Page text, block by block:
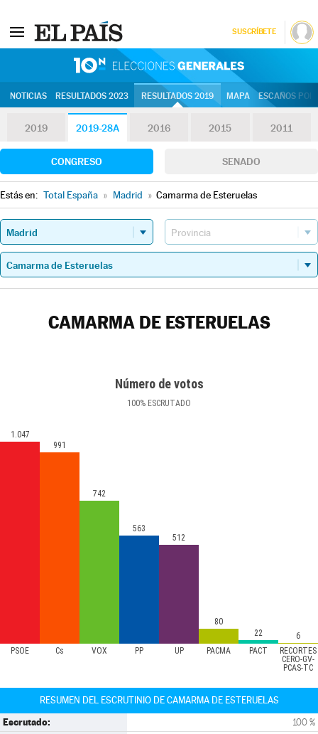
SUSCRÍBETE
NOTICIAS RESULTADOS 2023 RESULTADOS 2019 MAPA ESCAÑOS
2019 2019-28A 2016 2015 2011
CONGRESO SENADO
Estás en: Total España » Madrid » Camarma de Esteruelas
CAMARMA DE ESTERUELAS
Número de votos
100% ESCRUTADO
PSOE Cs VOX PP UP PACMA PACT
RECORTES
CERO-GV-
PCAS-TC
1.047
991
742
563
512
80
22
6
RESUMEN DEL ESCRUTINIO DE CAMARMA DE ESTERUELAS
Escrutado: 100 %